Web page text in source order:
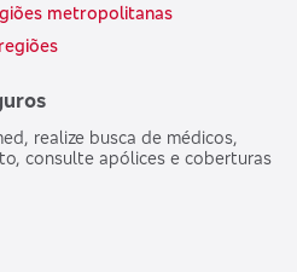
metropolitanas
realize busca de médicos,
consulte apólices e coberturas